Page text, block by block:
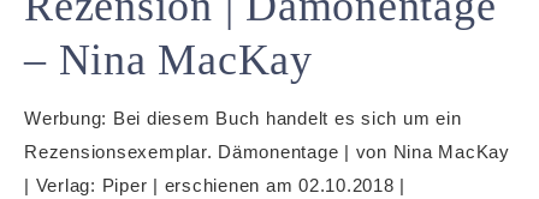
– Nina MacKay
Werbung: Bei diesem Buch handelt es sich um ein
Rezensionsexemplar. Dämonentage | von Nina MacKay
| Verlag: Piper | erschienen am 02.10.2018 |